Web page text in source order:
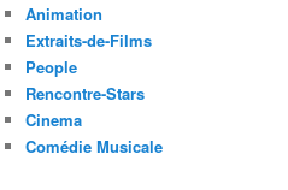
Animation
Extraits-de-Films
People
Rencontre-Stars
Cinema
Comédie Musicale